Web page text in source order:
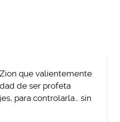
que valientemente
de ser profeta
para controlarla… sin